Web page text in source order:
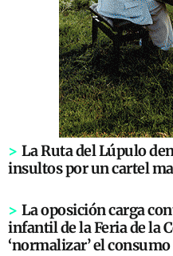
> La Ruta del Lúpulo
insultos por un cartel
> La oposición carga
infantil de la Feria de la
‘normalizar’ el